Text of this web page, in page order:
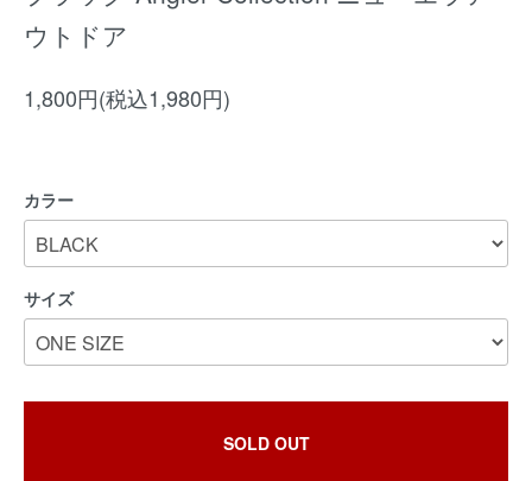
ウトドア
1,800円(税込1,980円)
カラー
サイズ
SOLD OUT